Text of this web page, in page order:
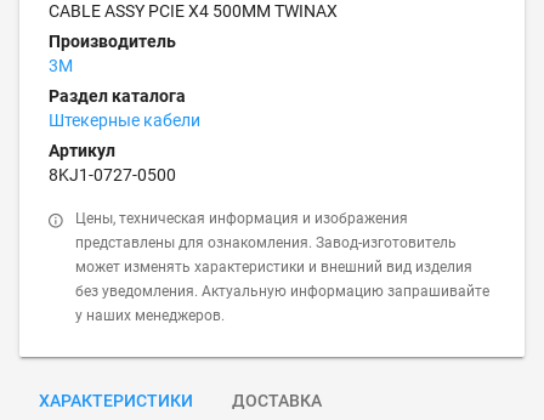
CABLE ASSY PCIE X4 500MM TWINAX
Производитель
3M
Раздел каталога
Штекерные кабели
Артикул
8KJ1-0727-0500
Цены, техническая информация и изображения
представлены для ознакомления. Завод-изготовитель
может изменять характеристики и внешний вид изделия
без уведомления. Актуальную информацию запрашивайте
у наших менеджеров.
ХАРАКТЕРИСТИКИ ДОСТАВКА